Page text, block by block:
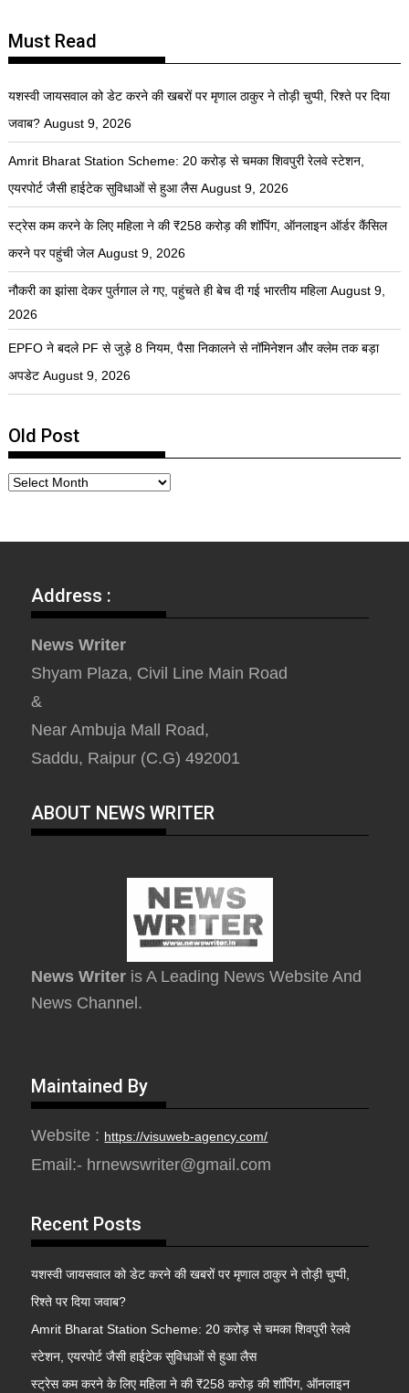
Must Read
यशस्वी जायसवाल को डेट करने की खबरों पर मृणाल ठाकुर ने तोड़ी चुप्पी, रिश्ते पर दिया
जवाब? August 9, 2026
Amrit Bharat Station Scheme: 20 करोड़ से चमका शिवपुरी रेलवे स्टेशन,
एयरपोर्ट जैसी हाईटेक सुविधाओं से हुआ लैस August 9, 2026
स्ट्रेस कम करने के लिए महिला ने की ₹258 करोड़ की शॉपिंग, ऑनलाइन ऑर्डर कैंसिल
करने पर पहुंची जेल August 9, 2026
नौकरी का झांसा देकर पुर्तगाल ले गए, पहुंचते ही बेच दी गई भारतीय महिला August 9,
2026
EPFO ने बदले PF से जुड़े 8 नियम, पैसा निकालने से नॉमिनेशन और क्लेम तक बड़ा
अपडेट August 9, 2026
Old Post
Address :
News Writer
Shyam Plaza, Civil Line Main Road
&
Near Ambuja Mall Road,
Saddu, Raipur (C.G) 492001
ABOUT NEWS WRITER
News Writer is A Leading News Website And
News Channel.
Maintained By
Website : https://visuweb-agency.com/
Email:- hrnewswriter@gmail.com
Recent Posts
यशस्वी जायसवाल को डेट करने की खबरों पर मृणाल ठाकुर ने तोड़ी चुप्पी,
रिश्ते पर दिया जवाब?
Amrit Bharat Station Scheme: 20 करोड़ से चमका शिवपुरी रेलवे
स्टेशन, एयरपोर्ट जैसी हाईटेक सुविधाओं से हुआ लैस
स्ट्रेस कम करने के लिए महिला ने की ₹258 करोड़ की शॉपिंग, ऑनलाइन